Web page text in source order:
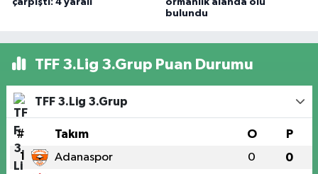
çarpıştı: 4 yaralı
ormanlık alanda ölü
bulundu
TFF 3.Lig 3.Grup Puan Durumu
TFF 3.Lig 3.Grup
# Takım O P
1 Adanaspor 0 0